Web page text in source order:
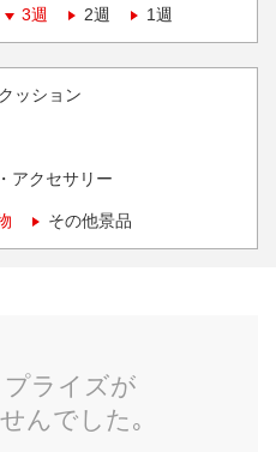
3週 2週 1週
ッション
アクセサリー
その他景品